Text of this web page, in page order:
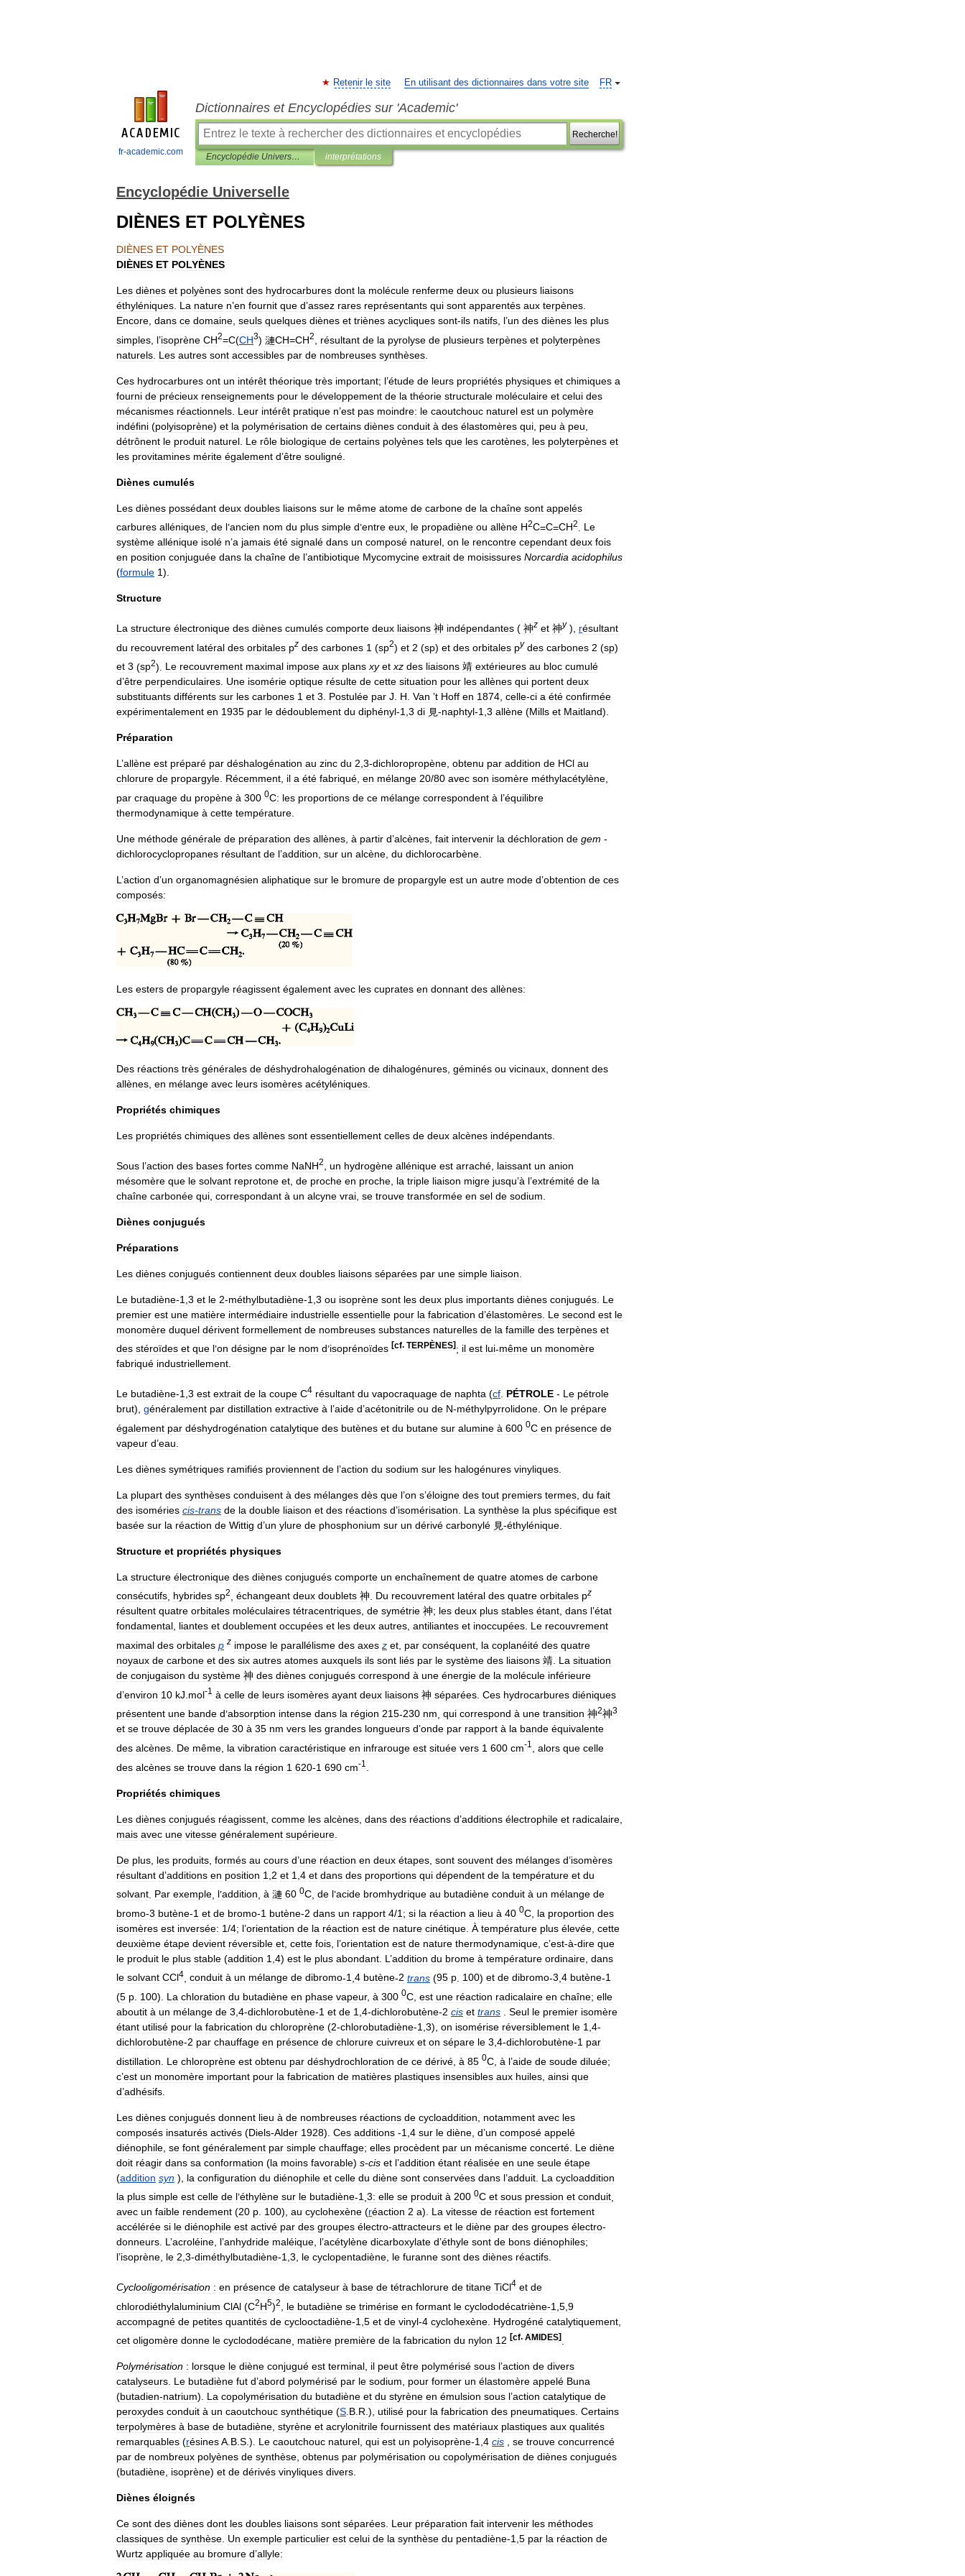
fr-academic.com
FR
Retenir le site En utilisant des dictionnaires dans votre site
Dictionnaires et Encyclopédies sur 'Academic'
Recherche!
Encyclopédie Universelle interprétations
Encyclopédie Universelle
DIÈNES ET POLYÈNES
DIÈNES ET POLYÈNES
DIÈNES ET POLYÈNES
Les diènes et polyènes sont des hydrocarbures dont la molécule renferme deux ou plusieurs liaisons
éthyléniques La nature n’en fournit que d’assez rares représentants qui sont apparentés aux terpènes
Encore dans ce domaine seuls quelques diènes et triènes acycliques sont-ils natifs l’un des diènes les plus
simples l’isoprène CH2=C(CH3) 漣CH=CH2 résultant de la pyrolyse de plusieurs terpènes et polyterpènes
naturels Les autres sont accessibles par de nombreuses synthèses
Ces hydrocarbures ont un intérêt théorique très important; l’étude de leurs propriétés physiques et chimiques a
fourni de précieux renseignements pour le développement de la théorie structurale moléculaire et celui des
mécanismes réactionnels Leur intérêt pratique n’est pas moindre: le caoutchouc naturel est un polymère
indéfini (polyisoprène) et la polymérisation de certains diènes conduit à des élastomères qui peu à peu
détrônent le produit naturel Le rôle biologique de certains polyènes tels que les carotènes les polyterpènes et
les provitamines mérite également d’être souligné
Diènes cumulés
Les diènes possédant deux doubles liaisons sur le même atome de carbone de la chaîne sont appelés
carbures alléniques de l’ancien nom du plus simple d’entre eux le propadiène ou allène H2C=C=CH2
Le
système allénique isolé n’a jamais été signalé dans un composé naturel, on le rencontre cependant deux fois
en position conjuguée dans la chaîne de l’antibiotique Mycomycine extrait de moisissures Norcardia acidophilus
(formule 1).
Structure
La structure électronique des diènes cumulés comporte deux liaisons 神 indépendantes ( 神z et 神y ), résultant
du recouvrement latéral des orbitales pz des carbones 1 (sp2) et 2 (sp) et des orbitales py des carbones 2 (sp)
et 3 (sp2). Le recouvrement maximal impose aux plans xy et xz des liaisons 靖 extérieures au bloc cumulé
d’être perpendiculaires. Une isomérie optique résulte de cette situation pour les allènes qui portent deux
substituants différents sur les carbones 1 et 3. Postulée par J. H. Van ’t Hoff en 1874, celle-ci a été confirmée
expérimentalement en 1935 par le dédoublement du diphényl-1,3 di 見-naphtyl-1,3 allène (Mills et Maitland).
Préparation
L’allène est préparé par déshalogénation au zinc du 2,3-dichloropropène, obtenu par addition de HCl au
chlorure de propargyle. Récemment, il a été fabriqué, en mélange 20/80 avec son isomère méthylacétylène,
par craquage du propène à 300 0C: les proportions de ce mélange correspondent à l’équilibre
thermodynamique à cette température
Une méthode générale de préparation des allènes à partir d’alcènes fait intervenir la déchloration de gem -
dichlorocyclopropanes résultant de l’addition sur un alcène du dichlorocarbène
L ’action d’un organomagnésien aliphatique sur le bromure de propargyle est un autre mode d’obtention de ces
composés:
Les esters de propargyle réagissent également avec les cuprates en donnant des allènes:
Des réactions très générales de déshydrohalogénation de dihalogénures géminés ou vicinaux donnent des
allènes en mélange avec leurs isomères acétyléniques
Propriétés chimiques
Les propriétés chimiques des allènes sont essentiellement celles de deux alcènes indépendants
Sous l’action des bases fortes comme NaNH2 un hydrogène allénique est arraché laissant un anion
mésomère que le solvant reprotone et de proche en proche la triple liaison migre jusqu’à l’extrémité de la
chaîne carbonée qui correspondant à un alcyne vrai se trouve transformée en sel de sodium
Diènes conjugués
Préparations
Les diènes conjugués contiennent deux doubles liaisons séparées par une simple liaison
Le butadiène-1 3 et le 2-méthylbutadiène-1 3 ou isoprène sont les deux plus importants diènes conjugués Le
premier est une matière intermédiaire industrielle essentielle pour la fabrication d’élastomères Le second est le
monomère duquel dérivent formellement de nombreuses substances naturelles de la famille des terpènes et
des stéroïdes et que l’on désigne par le nom d’isoprénoïdes [cf. TERPÈNES] ; il est lui-même un monomère
fabriqué industriellement.
Le butadiène-1 3 est extrait de la coupe C4 résultant du vapocraquage de naphta (cf PÉTROLE - Le pétrole
brut), généralement par distillation extractive à l’aide d’acétonitrile ou de N-méthylpyrrolidone On le prépare
également par déshydrogénation catalytique des butènes et du butane sur alumine à 600 0C en présence de
vapeur d’eau
Les diènes symétriques ramifiés proviennent de l’action du sodium sur les halogénures vinyliques
La plupart des synthèses conduisent à des mélanges dès que l’on s’éloigne des tout premiers termes du fait
des isoméries cis-trans de la double liaison et des réactions d’isomérisation La synthèse la plus spécifique est
basée sur la réaction de Wittig d’un ylure de phosphonium sur un dérivé carbonylé 見-éthylénique
Structure et propriétés physiques
La structure électronique des diènes conjugués comporte un enchaînement de quatre atomes de carbone
consécutifs hybrides sp2 échangeant deux doublets 神 Du recouvrement latéral des quatre orbitales pz
résultent quatre orbitales moléculaires tétracentriques, de symétrie 神; les deux plus stables étant, dans l’état
fondamental, liantes et doublement occupées et les deux autres, antiliantes et inoccupées. Le recouvrement
maximal des orbitales p z impose le parallélisme des axes z et par conséquent la coplanéité des quatre
noyaux de carbone et des six autres atomes auxquels ils sont liés par le système des liaisons 靖 La situation
de conjugaison du système 神 des diènes conjugués correspond à une énergie de la molécule inférieure
d’environ 10 kJ mol-1 à celle de leurs isomères ayant deux liaisons 神 séparées Ces hydrocarbures diéniques
présentent une bande d’absorption intense dans la région 215-230 nm qui correspond à une transition 神2神3
et se trouve déplacée de 30 à 35 nm vers les grandes longueurs d’onde par rapport à la bande équivalente
des alcènes De même la vibration caractéristique en infrarouge est située vers 1 600 cm-1 alors que celle
des alcènes se trouve dans la région 1 620-1 690 cm-1
Propriétés chimiques
Les diènes conjugués réagissent comme les alcènes dans des réactions d’additions électrophile et radicalaire
mais avec une vitesse généralement supérieure
De plus les produits formés au cours d’une réaction en deux étapes sont souvent des mélanges d’isomères
résultant d’additions en position 1 2 et 1 4 et dans des proportions qui dépendent de la température et du
solvant Par exemple l’addition à 漣 60 0C de l’acide bromhydrique au butadiène conduit à un mélange de
bromo-3 butène-1 et de bromo-1 butène-2 dans un rapport 4/1 ; si la réaction a lieu à 40 0C la proportion des
isomères est inversée: 1/4; l’orientation de la réaction est de nature cinétique À température plus élevée cette
deuxième étape devient réversible et cette fois l’orientation est de nature thermodynamique c’est-à-dire que
le produit le plus stable (addition 1 4) est le plus abondant L ’addition du brome à température ordinaire dans
le solvant CCl4 conduit à un mélange de dibromo-1 4 butène-2 trans (95 p 100) et de dibromo-3 4 butène-1
(5 p 100). La chloration du butadiène en phase vapeur, à 300 0C est une réaction radicalaire en chaîne; elle
aboutit à un mélange de 3 4-dichlorobutène-1 et de 1 4-dichlorobutène-2 cis et trans Seul le premier isomère
étant utilisé pour la fabrication du chloroprène (2-chlorobutadiène-1 3), on isomérise réversiblement le 1 4-
dichlorobutène-2 par chauffage en présence de chlorure cuivreux et on sépare le 3 4-dichlorobutène-1 par
distillation
Le chloroprène est obtenu par déshydrochloration de ce dérivé à 85 0C à l’aide de soude diluée;
c’est un monomère important pour la fabrication de matières plastiques insensibles aux huiles ainsi que
d’adhésifs
Les diènes conjugués donnent lieu à de nombreuses réactions de cycloaddition notamment avec les
composés insaturés activés (Diels-Alder 1928). Ces additions -1 4 sur le diène d’un composé appelé
diénophile se font généralement par simple chauffage; elles procèdent par un mécanisme concerté Le diène
doit réagir dans sa conformation (la moins favorable) s-cis et l’addition étant réalisée en une seule étape
(addition syn ), la configuration du diénophile et celle du diène sont conservées dans l’adduit La cycloaddition
la plus simple est celle de l’éthylène sur le butadiène-1 3: elle se produit à 200 0C et sous pression et conduit
avec un faible rendement (20 p. 100), au cyclohexène (réaction 2 a). La vitesse de réaction est fortement
accélérée si le diénophile est activé par des groupes électro-attracteurs et le diène par des groupes électro-
donneurs. L’acroléine, l’anhydride maléique, l’acétylène dicarboxylate d’éthyle sont de bons diénophiles;
l’isoprène, le 2,3-diméthylbutadiène-1,3, le cyclopentadiène, le furanne sont des diènes réactifs.
Cyclooligomérisation : en présence de catalyseur à base de tétrachlorure de titane TiCl4 et de
chlorodiéthylaluminium ClAl (C2H5)2 le butadiène se trimérise en formant le cyclododécatriène-1 5 9
accompagné de petites quantités de cyclooctadiène-1 5 et de vinyl-4 cyclohexène Hydrogéné catalytiquement
cet oligomère donne le cyclododécane matière première de la fabrication du nylon 12 [cf. AMIDES]
Polymérisation : lorsque le diène conjugué est terminal, il peut être polymérisé sous l’action de divers
catalyseurs. Le butadiène fut d’abord polymérisé par le sodium, pour former un élastomère appelé Buna
(butadien-natrium). La copolymérisation du butadiène et du styrène en émulsion sous l’action catalytique de
peroxydes conduit à un caoutchouc synthétique (S.B.R.), utilisé pour la fabrication des pneumatiques. Certains
terpolymères à base de butadiène, styrène et acrylonitrile fournissent des matériaux plastiques aux qualités
remarquables (résinesA.B.S.). Le caoutchouc naturel, qui est un polyisoprène-1,4 cis , se trouve concurrencé
par de nombreux polyènes de synthèse, obtenus par polymérisation ou copolymérisation de diènes conjugués
(butadiène, isoprène) et de dérivés vinyliques divers.
Diènes éloignés
Ce sont des diènes dont les doubles liaisons sont séparées. Leur préparation fait intervenir les méthodes
classiques de synthèse. Un exemple particulier est celui de la synthèse du pentadiène-1,5 par la réaction de
Wurtz appliquée au bromure d’allyle: